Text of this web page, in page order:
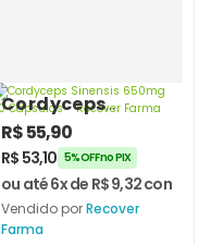
Cordyceps
Sinensis 650mg
60 Cápsulas –
Recover Farma
R$55,90
R$ 53,10 5% OFF no PIX
ou até 6x de R$9,32com
Vendido porRecover
Farma